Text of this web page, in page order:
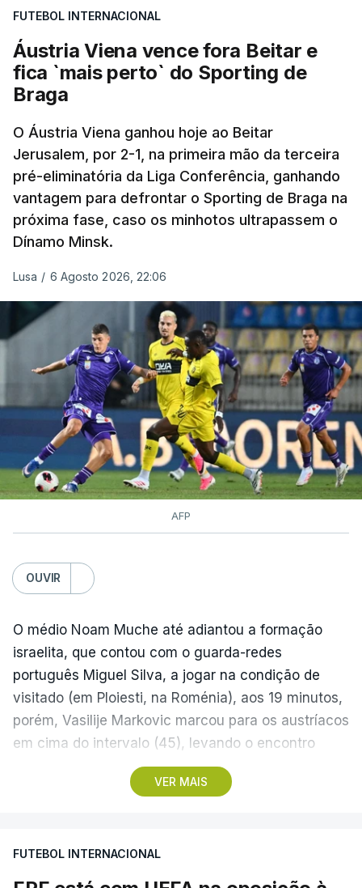
ao facto de a Bielorrússia ser aliada da Rússia - o
Sporting de Braga irá defrontar no play-off o
vencedor da eliminatória entre Beitar e Áustria
Viena.
FUTEBOL INTERNACIONAL
Áustria Viena vence fora Beitar e
fica `mais perto` do Sporting de
Braga
O Áustria Viena ganhou hoje ao Beitar
Jerusalem, por 2-1, na primeira mão da terceira
pré-eliminatória da Liga Conferência, ganhando
vantagem para defrontar o Sporting de Braga na
próxima fase, caso os minhotos ultrapassem o
Dínamo Minsk.
Lusa / 6 Agosto 2026, 22:06
AFP
OUVIR
VER MAIS
O médio Noam Muche até adiantou a formação
israelita, que contou com o guarda-redes
português Miguel Silva, a jogar na condição de
visitado (em Ploiesti, na Roménia), aos 19 minutos,
porém, Vasilije Markovic marcou para os austríacos
em cima do intervalo (45), levando o encontro
empatado para o descanso.
na frente para serem os possíveis adversários do
Sporting de Braga, que recebe hoje em casa o
FUTEBOL INTERNACIONAL